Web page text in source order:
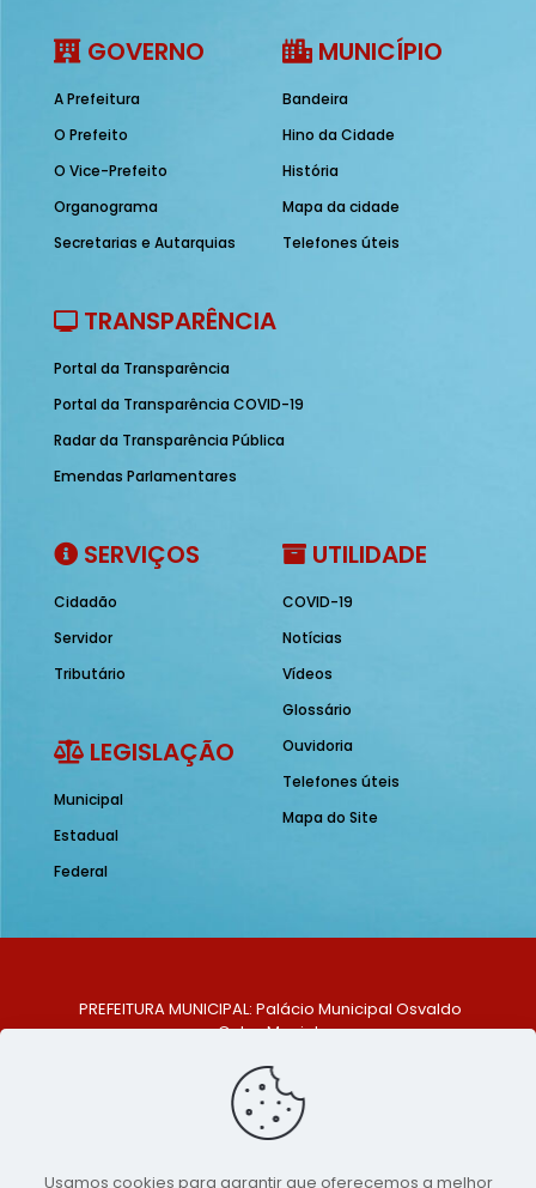
GOVERNO
A Prefeitura
O Prefeito
O Vice-Prefeito
Organograma
Secretarias e Autarquias
MUNICÍPIO
Bandeira
Hino da Cidade
História
Mapa da cidade
Telefones úteis
TRANSPARÊNCIA
Portal da Transparência
Portal da Transparência COVID-19
Radar da Transparência Pública
Emendas Parlamentares
SERVIÇOS
Cidadão
Servidor
Tributário
LEGISLAÇÃO
Municipal
Estadual
Federal
UTILIDADE
COVID-19
Notícias
Vídeos
Glossário
Ouvidoria
Telefones úteis
Mapa do Site
PREFEITURA MUNICIPAL: Palácio Municipal Osvaldo
Celso Maciel
Centro, São Bento do Una - PE. CEP: 553370-128
TELEFONE: (81) 99548-1569
E-MAIL: ouvidoria@saobentodouna.pe.gov.br
Usamos cookies para garantir que oferecemos a melhor